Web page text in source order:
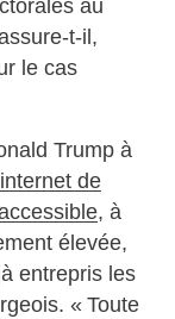
au
t-il,
le cas
Trump à
de
, à
élevée,
entrepris les
« Toute